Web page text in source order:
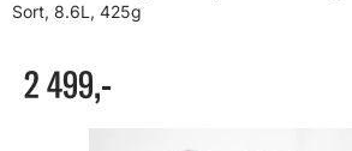
Sort, 8.6L, 425g
2 499,-